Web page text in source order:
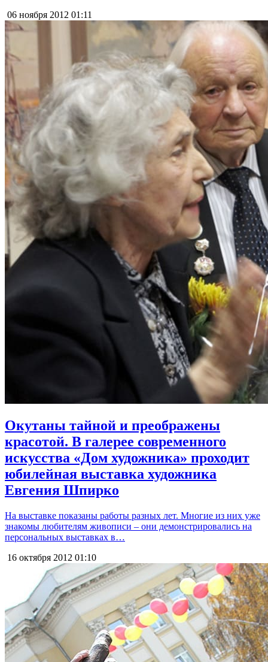
06 ноября 2012 01:11
Окутаны тайной и преображены
красотой. В галерее современного
искусства «Дом художника» проходит
юбилейная выставка художника
Евгения Шпирко
На выставке показаны работы разных лет. Многие из них уже
знакомы любителям живописи – они демонстрировались на
персональных выставках в…
16 октября 2012 01:10